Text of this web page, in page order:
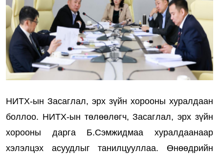
НИТХ-ын Засаглал, эрх зүйн хорооны хуралдаан
боллоо. НИТХ-ын төлөөлөгч, Засаглал, эрх зүйн
хорооны дарга Б.Сэмжидмаа хуралдаанаар
хэлэлцэх асуудлыг танилцууллаа. Өнөөдрийн